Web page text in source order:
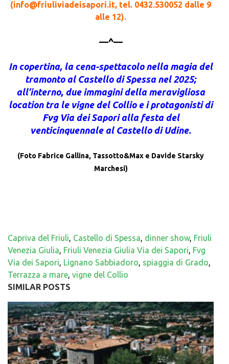
(info@friuliviadeisapori.it, tel. 0432.530052 dalle 9
alle 12).
—^—
In copertina, la cena-spettacolo nella magia del
tramonto al Castello di Spessa nel 2025;
all’interno, due immagini della meravigliosa
location tra le vigne del Collio e i protagonisti di
Fvg Via dei Sapori alla festa del
venticinquennale al Castello di Udine.
(Foto Fabrice Gallina, Tassotto&Max e Davide Starsky
Marchesi)
Capriva del Friuli Castello di Spessa dinner show, Friuli
Venezia Giulia Friuli Venezia Giulia Via dei Sapori Fvg
Via dei Sapori Lignano Sabbiadoro spiaggia di Grado
Terrazza a mare vigne del Collio
SIMILAR POSTS